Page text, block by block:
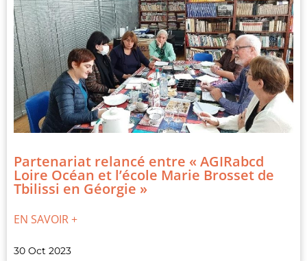
Partenariat relancé entre « AGIRabcd
Loire Océan et l’école Marie Brosset de
Tbilissi en Géorgie »
EN SAVOIR +
30 Oct 2023